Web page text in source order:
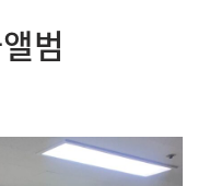
범